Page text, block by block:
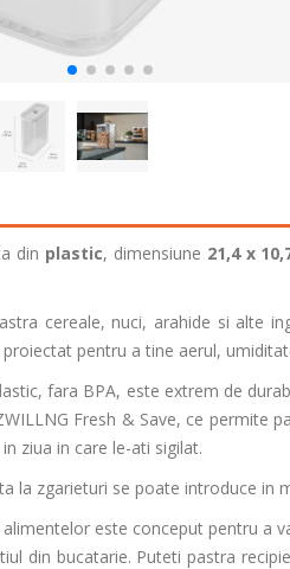
din plastic, dimensiune 21,4 x
cereale, nuci, arahide si alte
pentru a tine aerul,
fara BPA, este extrem de
Fresh & Save, ce permite
ziua in care le-ati sigilat.
la zgarieturi se poate introduce in
este conceput pentru a
din bucatarie. Puteti pastra